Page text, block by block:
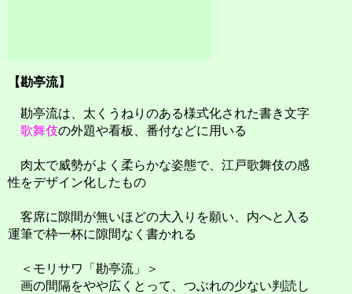
【勘亭流】
勘亭流は、太くうねりのある様式化された書き文字
歌舞伎の外題や看板、番付などに用いる
肉太で威勢がよく柔らかな姿態で、江戸歌舞伎の感
性をデザイン化したもの
客席に隙間が無いほどの大入りを願い、内へと入る
運筆で枠一杯に隙間なく書かれる
＜モリサワ「勘亭流」＞
画の間隔をやや広くとって、つぶれの少ない判読し